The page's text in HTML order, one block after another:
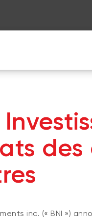
des
inc. (« BNI »)